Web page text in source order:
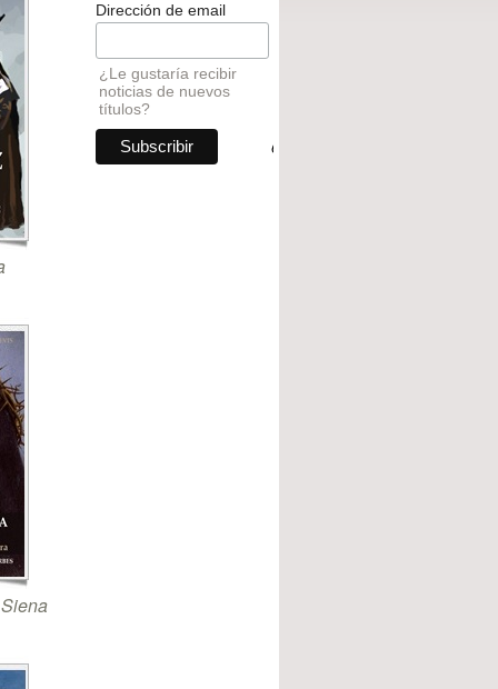
Dirección de email
¿Le gustaría recibir
noticias de nuevos
títulos?